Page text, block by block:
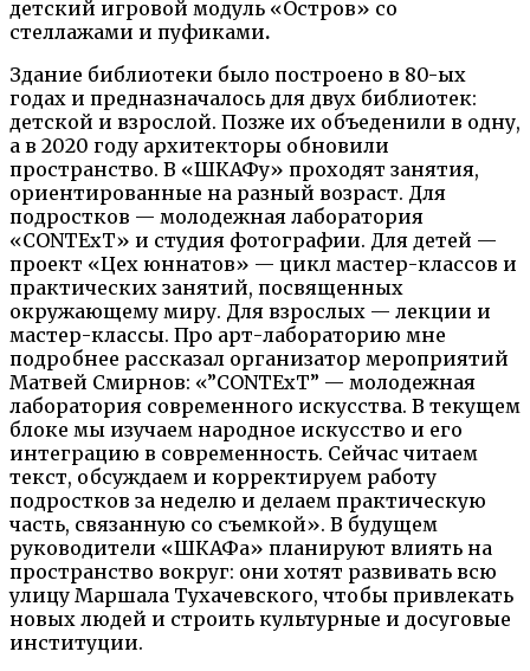
детский игровой модуль «Остров» со
стеллажами и пуфиками.
Здание библиотеки было построено в 80-ых
годах и предназначалось для двух библиотек:
детской и взрослой. Позже их объеденили в одну,
а в 2020 году архитекторы обновили
пространство. В «ШКАФу» проходят занятия,
ориентированные на разный возраст. Для
подростков — молодежная лаборатория
«CONTExT» и студия фотографии. Для детей —
проект «Цех юннатов» — цикл мастер-классов и
практических занятий, посвященных
окружающему миру. Для взрослых — лекции и
мастер-классы. Про арт-лабораторию мне
подробнее рассказал организатор мероприятий
Матвей Смирнов: «”CONTExT” — молодежная
лаборатория современного искусства. В текущем
блоке мы изучаем народное искусство и его
интеграцию в современность. Сейчас читаем
текст, обсуждаем и корректируем работу
подростков за неделю и делаем практическую
часть, связанную со съемкой». В будущем
руководители «ШКАФа» планируют влиять на
пространство вокруг: они хотят развивать всю
улицу Маршала Тухачевского, чтобы привлекать
новых людей и строить культурные и досуговые
институции.